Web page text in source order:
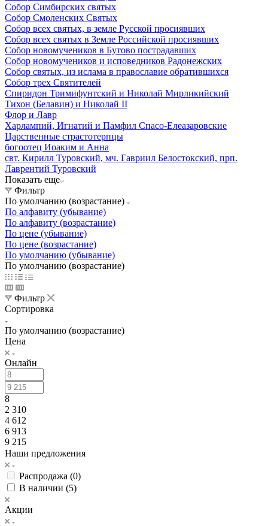
Собор Симбирских святых
Собор Смоленских Святых
Собор всех святых, в земле Русской просиявших
Собор всех святых в Земле Российской просиявших
Собор новомучеников в Бутово пострадавших
Собор новомучеников и исповедников Радонежских
Собор святых, из ислама в православие обратившихся
Собор трех Святителей
Спиридон Тримифунтский и Николай Мирликийский
Тихон (Белавин) и Николай II
Флор и Лавр
Харлампий, Игнатий и Памфил Спасо-Елеазаровские
Царственные страстотерпцы
богоотец Иоаким и Анна
свт. Кирилл Туровский, мч. Гавриил Белостокский, прп.
Лаврентий Туровский
Показать еще
Фильтр
По умолчанию (возрастание)
По алфавиту (убывание)
По алфавиту (возрастание)
По цене (убывание)
По цене (возрастание)
По умолчанию (убывание)
По умолчанию (возрастание)
Фильтр
Сортировка
По умолчанию (возрастание)
Цена
Онлайн
8
2 310
4 612
6 913
9 215
Наши предложения
Распродажа (0)
В наличии (5)
Акции